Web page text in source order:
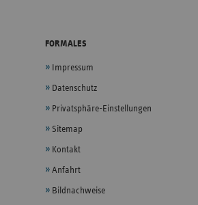
FORMALES
Impressum
Datenschutz
Privatsphäre-Einstellungen
Sitemap
Kontakt
Anfahrt
Bildnachweise